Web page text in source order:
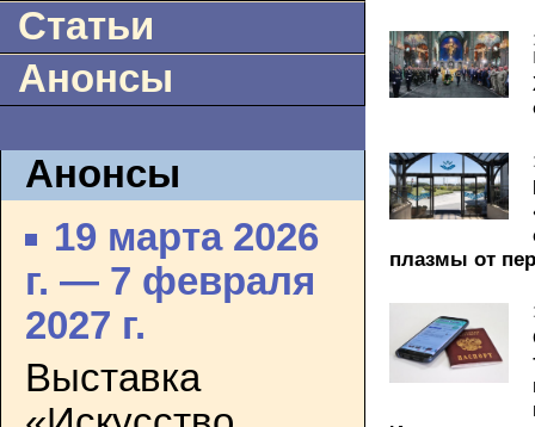
Статьи
Анонсы
Анонсы
19 марта 2026
г. — 7 февраля
2027 г.
Выставка
плазмы от